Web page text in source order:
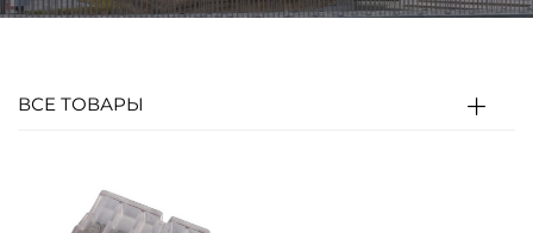
ВСЕ ТОВАРЫ